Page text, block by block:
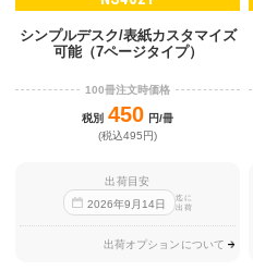
シンプルデスク/表紙カスタマイズ
可能（7ページタイプ）
100冊注文時価格
税別 450 円/冊
(税込495円)
出荷目安
2026年9 月14日
迄に
出荷
出荷オプションについて